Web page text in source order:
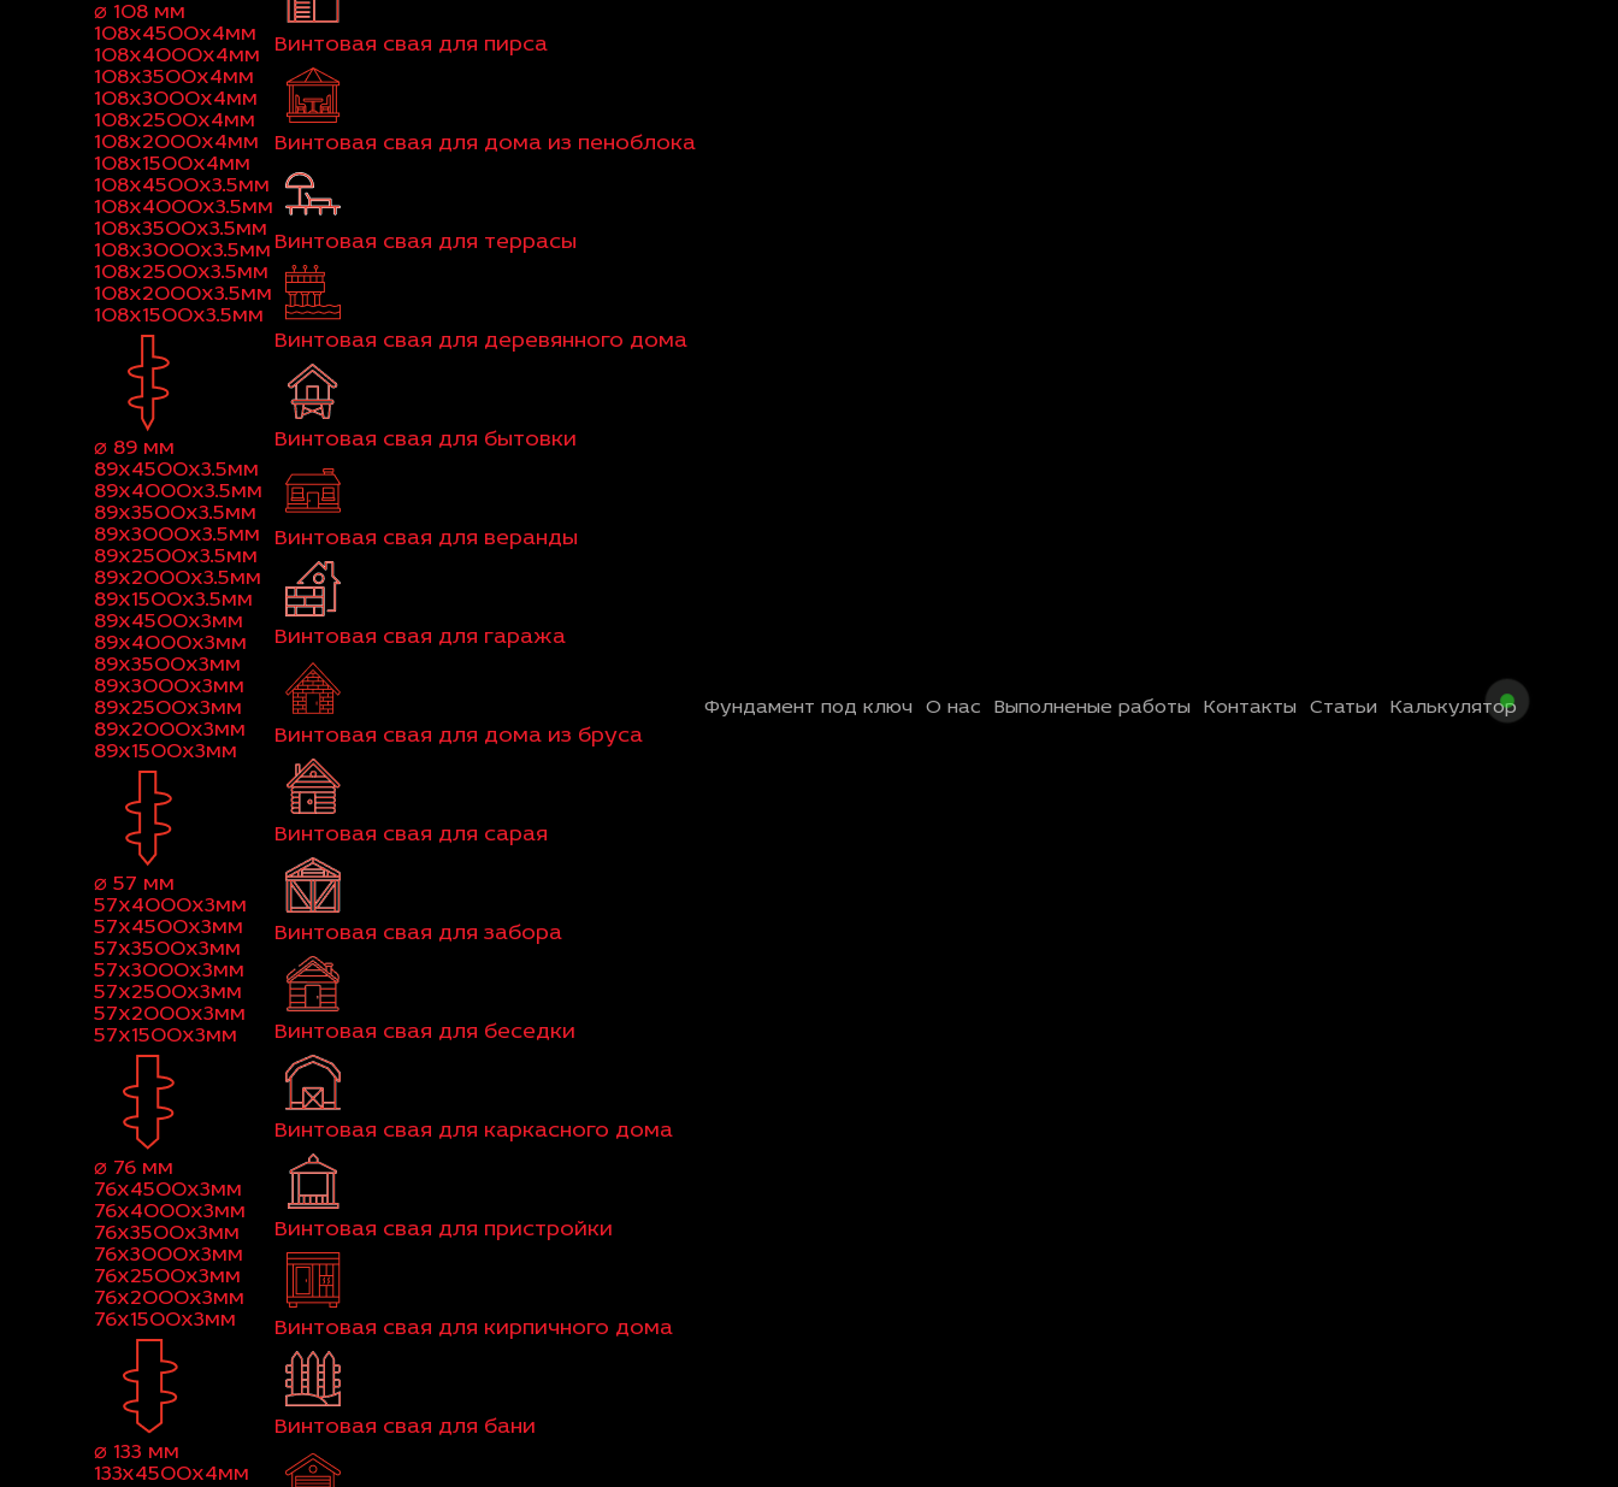
⌀ 108 мм
108x4500x4мм
108x4000x4мм
108x3500x4мм
108x3000x4мм
108x2500x4мм
108x2000x4мм
108x1500x4мм
108x4500x3.5мм
108x4000x3.5мм
108x3500x3.5мм
108x3000x3.5мм
108x2500x3.5мм
108x2000x3.5мм
108x1500x3.5мм
⌀ 89 мм
89x4500x3.5мм
89x4000x3.5мм
89x3500x3.5мм
89x3000x3.5мм
89x2500x3.5мм
89x2000x3.5мм
89x1500x3.5мм
89x4500x3мм
89x4000x3мм
89x3500x3мм
89x3000x3мм
89x2500x3мм
89x2000x3мм
89x1500x3мм
⌀ 57 мм
57x4000x3мм
57x4500x3мм
57x3500x3мм
57x3000x3мм
57x2500x3мм
57x2000x3мм
57x1500x3мм
⌀ 76 мм
76x4500x3мм
76x4000x3мм
76x3500x3мм
76x3000x3мм
76x2500x3мм
76x2000x3мм
76x1500x3мм
⌀ 133 мм
133x4500x4мм
Винтовая свая для пирса
Винтовая свая для дома из пеноблока
Винтовая свая для террасы
Винтовая свая для деревянного дома
Винтовая свая для бытовки
Винтовая свая для веранды
Винтовая свая для гаража
Винтовая свая для дома из бруса
Винтовая свая для сарая
Винтовая свая для забора
Винтовая свая для беседки
Винтовая свая для каркасного дома
Винтовая свая для пристройки
Винтовая свая для кирпичного дома
Винтовая свая для бани
Фундамент под ключ О нас Выполненые работы Контакты Статьи Калькулятор